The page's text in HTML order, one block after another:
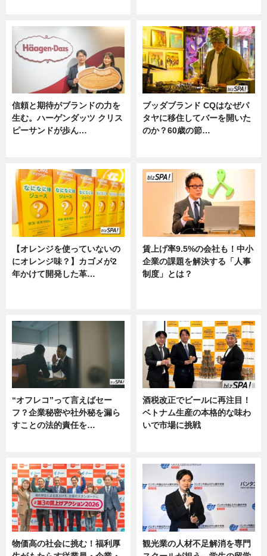
信頼と期待がブランドの力を
生む。ハーゲンダッツ クリス
ピーサンドが歩ん…
ブッダブランド CQはなぜパ
タヤに移住してバーを開いた
のか？60歳の節…
【オレンジを使っていないの
にオレンジ味？】カゴメが2
年かけて開発した革…
賃上げ率9.5%の会社も！中小
企業の課題を解決する「人事
制度」とは？
“オフレコ”って言えばセー
フ？企業秘密や社外秘を漏ら
すことの法的責任を…
酒税改正でビールに再注目！
ベトナム生産の本格的な味わ
いで市場に挑戦
物価高の社会に挑む！福利厚
観光業の人材不足解消を専門